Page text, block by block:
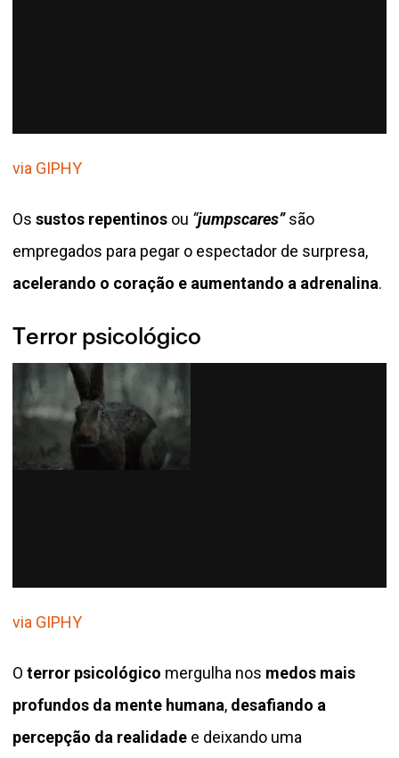
via GIPHY
Os sustos repentinos ou “jumpscares”são
empregados para pegar o espectador de surpresa,
acelerando o coração e aumentando a adrenalina.
Terror psicológico
via GIPHY
O terror psicológico mergulha nos medos mais
profundos da mente humana, desafiando a
percepção da realidade e deixando uma